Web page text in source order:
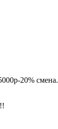
20% смена.